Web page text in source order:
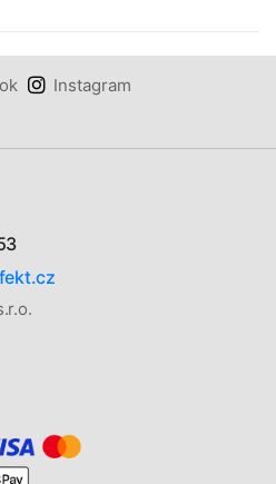
Instagram